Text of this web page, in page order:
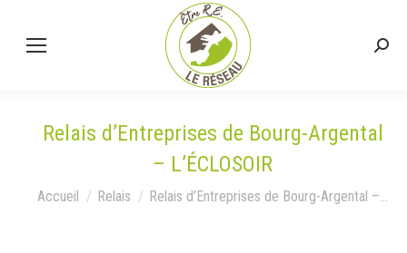
Relais d’Entreprises de Bourg-Argental
– L’ÉCLOSOIR
Vous êtes ici :
Accueil Relais Relais d’Entreprises de Bourg-Argental –…